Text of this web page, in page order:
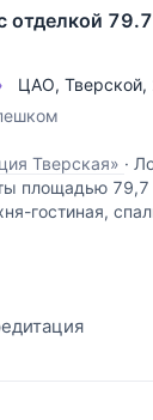
отделкой
ЦАО, Тверской,
Тверская» ·
площадью
гостиная,